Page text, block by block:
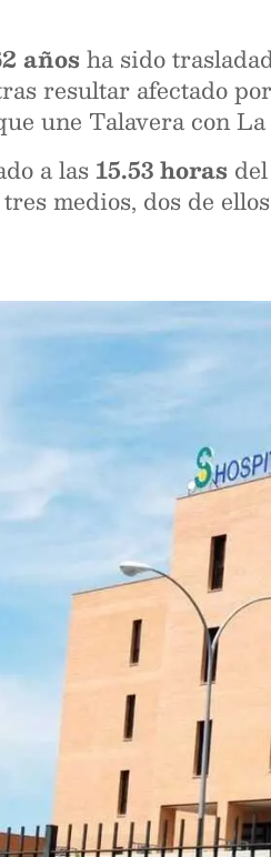
años ha sido
resultar afectado
une Talavera con
a las 15.53 horas
medios, dos de